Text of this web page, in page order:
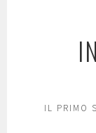
IL PRIMO